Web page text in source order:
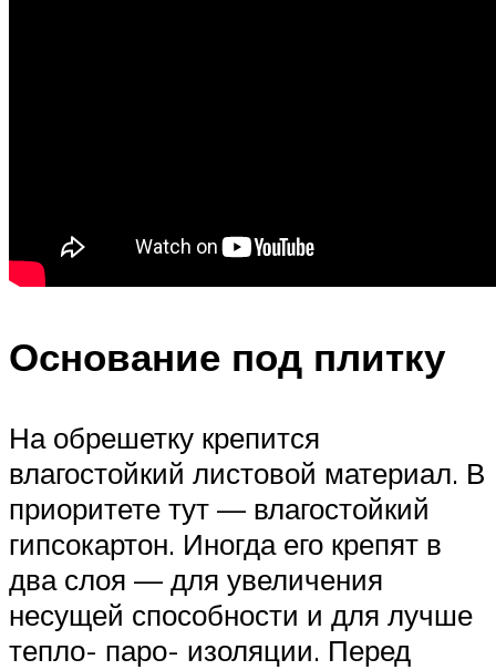
Основание под плитку
На обрешетку крепится
влагостойкий листовой материал. В
приоритете тут — влагостойкий
гипсокартон. Иногда его крепят в
два слоя — для увеличения
несущей способности и для лучше
тепло- паро- изоляции. Перед